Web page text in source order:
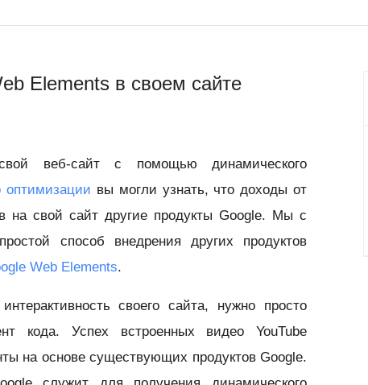
Elements в своем сайте
веб-сайт с помощью динамического
оптимизации вы могли узнать, что доходы от
на свой сайт другие продукты Google. Мы с
способ внедрения других продуктов
Web Elements.
своего сайта, нужно просто
кода. Успех встроенных видео YouTube
на основе существующих продуктов Google.